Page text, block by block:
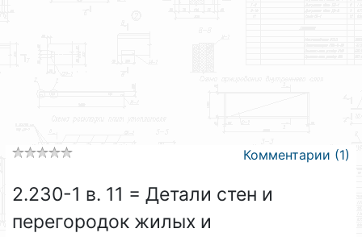
Комментарии (1)
2.230-1 в. 11 = Детали стен и
перегородок жилых и